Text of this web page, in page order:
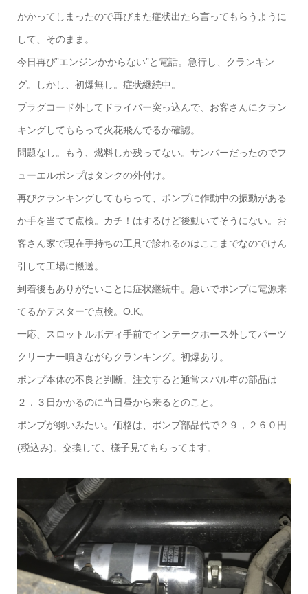
かかってしまったので再びまた症状出たら言ってもらうように
して、そのまま。
今日再び”エンジンかからない”と電話。急行し、クランキン
グ。しかし、初爆無し。症状継続中。
プラグコード外してドライバー突っ込んで、お客さんにクラン
キングしてもらって火花飛んでるか確認。
問題なし。もう、燃料しか残ってない。サンバーだったのでフ
ューエルポンプはタンクの外付け。
再びクランキングしてもらって、ポンプに作動中の振動がある
か手を当てて点検。カチ！はするけど後動いてそうにない。お
客さん家で現在手持ちの工具で診れるのはここまでなのでけん
引して工場に搬送。
到着後もありがたいことに症状継続中。急いでポンプに電源来
てるかテスターで点検。O.K。
一応、スロットルボディ手前でインテークホース外してパーツ
クリーナー噴きながらクランキング。初爆あり。
ポンプ本体の不良と判断。注文すると通常スバル車の部品は
２．３日かかるのに当日昼から来るとのこと。
ポンプが弱いみたい。価格は、ポンプ部品代で２９，２６０円
(税込み)。交換して、様子見てもらってます。